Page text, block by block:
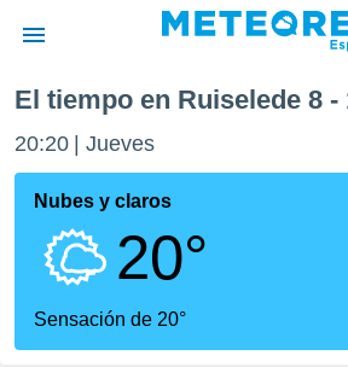
de
por
que se
calidad.
a este
las
El tiempo en Ruiselede 8 -
20:20 Jueves
Nubes y claros
20°
Sensación de 20°